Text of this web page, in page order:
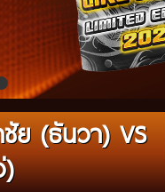
ย (ธันวา) VS